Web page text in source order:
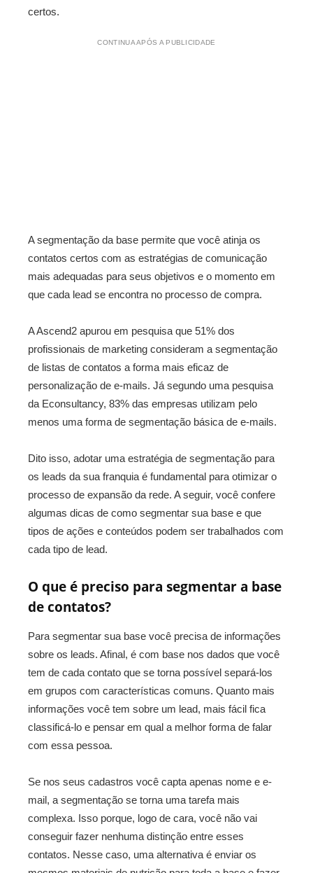
certos.
CONTINUA APÓS A PUBLICIDADE
A segmentação da base permite que você atinja os
contatos certos com as estratégias de comunicação
mais adequadas para seus objetivos e o momento em
que cada lead se encontra no processo de compra.
A Ascend2 apurou em pesquisa que 51% dos
profissionais de marketing consideram a segmentação
de listas de contatos a forma mais eficaz de
personalização de e-mails. Já segundo uma pesquisa
da Econsultancy, 83% das empresas utilizam pelo
menos uma forma de segmentação básica de e-mails.
Dito isso, adotar uma estratégia de segmentação para
os leads da sua franquia é fundamental para otimizar o
processo de expansão da rede. A seguir, você confere
algumas dicas de como segmentar sua base e que
tipos de ações e conteúdos podem ser trabalhados com
cada tipo de lead.
O que é preciso para segmentar a base
de contatos?
Para segmentar sua base você precisa de informações
sobre os leads. Afinal, é com base nos dados que você
tem de cada contato que se torna possível separá-los
em grupos com características comuns. Quanto mais
informações você tem sobre um lead, mais fácil fica
classificá-lo e pensar em qual a melhor forma de falar
com essa pessoa.
Se nos seus cadastros você capta apenas nome e e-
mail, a segmentação se torna uma tarefa mais
complexa. Isso porque, logo de cara, você não vai
conseguir fazer nenhuma distinção entre esses
contatos. Nesse caso, uma alternativa é enviar os